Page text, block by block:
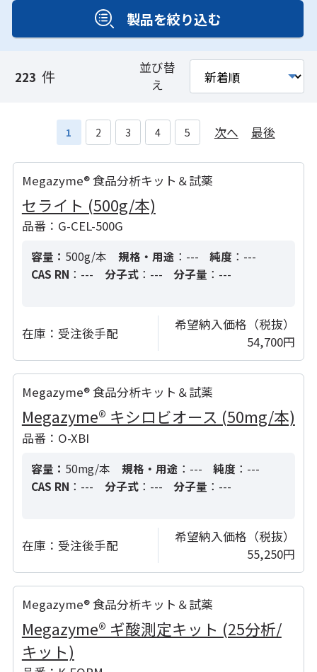
製品を絞り込む
223 件
並び替
え
1 2 3 4 5 次へ 最後
Megazyme® 食品分析キット＆試薬
セライト (500g/本)
品番：G-CEL-500G
容量： 500g/本 規格・用途 ：--- 純度 ：---
CAS RN ：--- 分子式：--- 分子量 ：---
在庫： 受注後手配
希望納入価格（税抜）
54,700円
Megazyme® 食品分析キット＆試薬
Megazyme® キシロビオース (50mg/本)
品番：O-XBI
容量： 50mg/本 規格・用途 ：--- 純度 ：---
CAS RN ：--- 分子式：--- 分子量 ：---
在庫： 受注後手配
希望納入価格（税抜）
55,250円
Megazyme® 食品分析キット＆試薬
Megazyme® ギ酸測定キット (25分析/
キット)